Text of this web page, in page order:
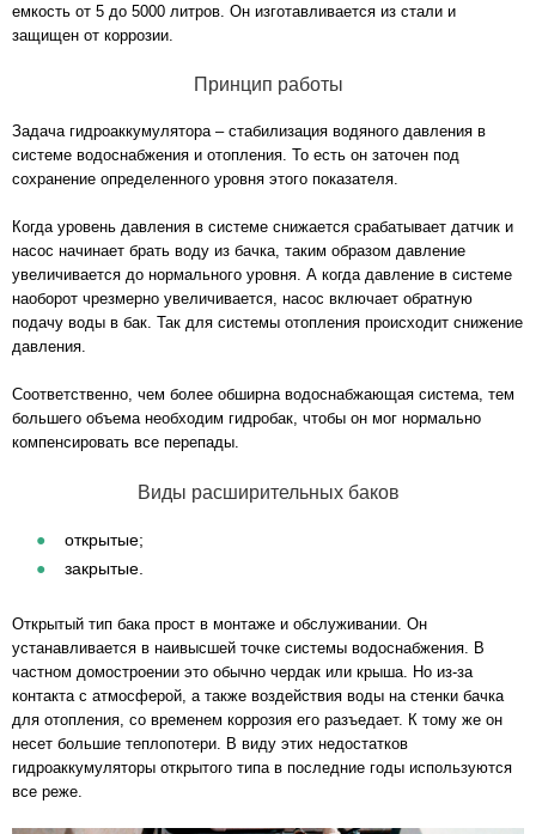
емкость от 5 до 5000 литров. Он изготавливается из стали и
защищен от коррозии.
Принцип работы
Задача гидроаккумулятора – стабилизация водяного давления в
системе водоснабжения и отопления. То есть он заточен под
сохранение определенного уровня этого показателя.
Когда уровень давления в системе снижается срабатывает датчик и
насос начинает брать воду из бачка, таким образом давление
увеличивается до нормального уровня. А когда давление в системе
наоборот чрезмерно увеличивается, насос включает обратную
подачу воды в бак. Так для системы отопления происходит снижение
давления.
Соответственно, чем более обширна водоснабжающая система, тем
большего объема необходим гидробак, чтобы он мог нормально
компенсировать все перепады.
Виды расширительных баков
открытые;
закрытые.
Открытый тип бака прост в монтаже и обслуживании. Он
устанавливается в наивысшей точке системы водоснабжения. В
частном домостроении это обычно чердак или крыша. Но из-за
контакта с атмосферой, а также воздействия воды на стенки бачка
для отопления, со временем коррозия его разъедает. К тому же он
несет большие теплопотери. В виду этих недостатков
гидроаккумуляторы открытого типа в последние годы используются
все реже.